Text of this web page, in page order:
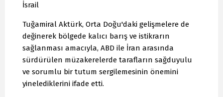
İsrail
Tuğamiral Aktürk, Orta Doğu'daki gelişmelere de
değinerek bölgede kalıcı barış ve istikrarın
sağlanması amacıyla, ABD ile İran arasında
sürdürülen müzakerelerde tarafların sağduyulu
ve sorumlu bir tutum sergilemesinin önemini
yinelediklerini ifade etti.